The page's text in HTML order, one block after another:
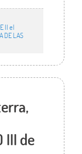
II el
DE LAS
III de